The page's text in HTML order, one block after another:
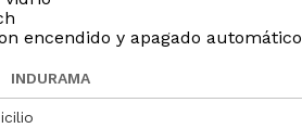
encendido y apagado automático
INDURAMA